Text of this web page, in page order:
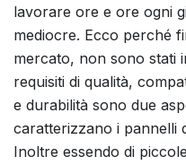
lavorare ore e ore ogni
mediocre. Ecco perché
mercato, non sono stati
requisiti di qualità,
e durabilità sono due
caratterizzano i pannelli
Inoltre essendo di